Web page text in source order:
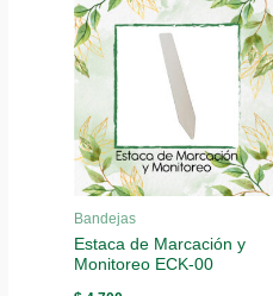
multiple
variants.
options
may
be
chosen
the
Bandejas
Estaca de Marcación y
Monitoreo ECK-00